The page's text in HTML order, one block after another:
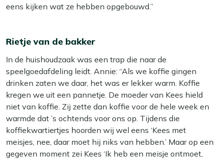
eens kijken wat ze hebben opgebouwd.”
Rietje van de bakker
In de huishoudzaak was een trap die naar de
speelgoedafdeling leidt. Annie: “Als we koffie gingen
drinken zaten we daar, het was er lekker warm. Koffie
kregen we uit een pannetje. De moeder van Kees hield
niet van koffie. Zij zette dan koffie voor de hele week en
warmde dat ’s ochtends voor ons op. Tijdens die
koffiekwartiertjes hoorden wij wel eens ‘Kees met
meisjes, nee, daar moet hij niks van hebben.’ Maar op een
gegeven moment zei Kees ‘Ik heb een meisje ontmoet,